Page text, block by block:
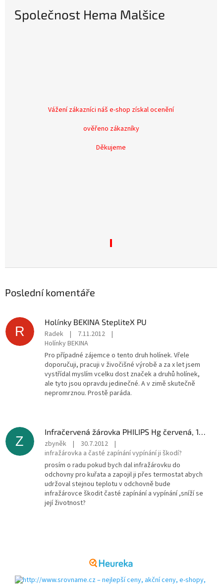
Společnost Hema Malšice
Vážení zákazníci náš e-shop získal ocenění
ověřeno zákazníky
Děkujeme
Poslední komentáře
R
Holínky BEKINA StepliteX PU
Radek | 7.11.2012
|
Holínky BEKINA
Pro případné zájemce o tento druh holínek. Vřele
doporučuji, pracuji v živočišné výrobě a za x let jsem
vystřídal myslím vcelku dost značek a druhů holínek,
ale tyto jsou opravdu jedinečné. A v zimě skutečně
nepromrznou. Prostě paráda.
Z
Infračervená žárovka PHILIPS Hg červená, 150 W
zbyněk | 30.7.2012
|
infražárovka a časté zapínání vypínání ji škodí?
prosím o radu pokud bych dal infražárovku do
odchovny pro kuřata a zapojil ji přes termostat abych
udržoval stejnou teplotu v odchovně bude
infražárovce škodit časté zapínání a vypínání ,sníží se
její životnost?